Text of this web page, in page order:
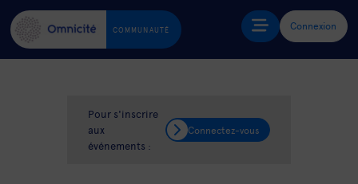
COMMUNAUTÉ Connexion
Pour s'inscrire
aux
événements :
Connectez-vous